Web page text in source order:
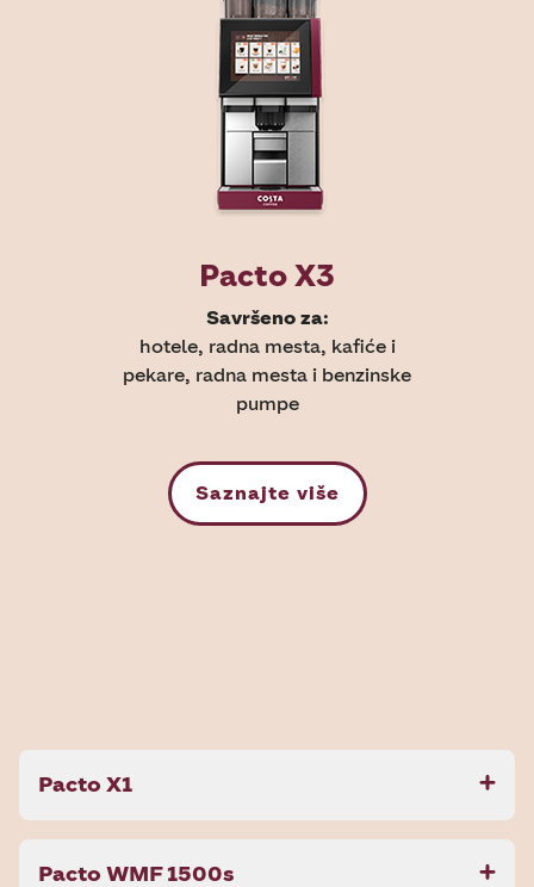
Pacto X3
Savršeno za:
hotele, radna mesta, kafiće i
pekare, radna mesta i benzinske
pumpe
Saznajte više
Pacto X1
Pacto WMF 1500s